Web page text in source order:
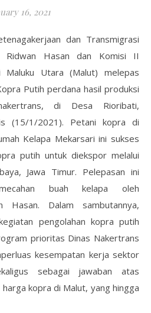
16, 2021
dan Transmigrasi
Ridwan Hasan dan Komisi II
Maluku Utara (Malut) melepas
Putih perdana hasil produksi
di Desa Rioribati,
(15/1/2021). Petani kopra di
Kelapa Mekarsari ini sukses
putih untuk diekspor melalui
Jawa Timur. Pelepasan ini
buah kelapa oleh
Hasan. Dalam sambutannya,
pengolahan kopra putih
prioritas Dinas Nakertrans
kesempatan kerja sektor
sebagai jawaban atas
kopra di Malut, yang hingga